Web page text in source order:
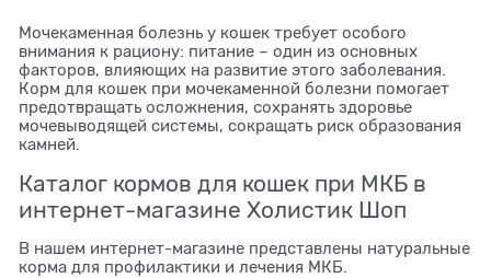
Мочекаменная болезнь у кошек требует особого
внимания к рациону: питание – один из основных
факторов, влияющих на развитие этого заболевания.
Корм для кошек при мочекаменной болезни помогает
предотвращать осложнения, сохранять здоровье
мочевыводящей системы, сокращать риск образования
камней.
Каталог кормов для кошек при МКБ в
интернет-магазине Холистик Шоп
В нашем интернет-магазине представлены натуральные
корма для профилактики и лечения МКБ.